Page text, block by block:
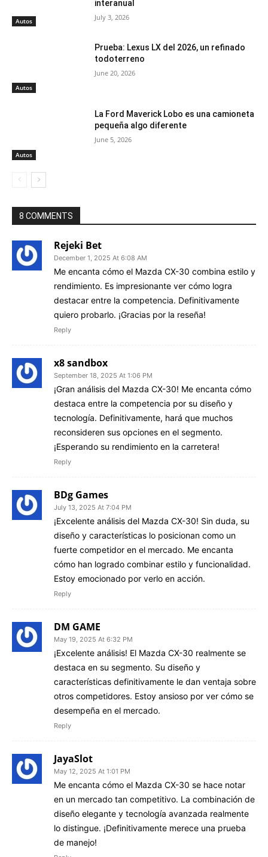
Autos
interanual
July 3, 2026
Autos
Prueba: Lexus LX del 2026, un refinado
todoterreno
June 20, 2026
Autos
La Ford Maverick Lobo es una camioneta
pequeña algo diferente
June 5, 2026
8 COMMENTS
Rejeki Bet
December 1, 2025 At 6:08 AM
Me encanta cómo el Mazda CX-30 combina estilo y
rendimiento. Es impresionante ver cómo logra
destacar entre la competencia. Definitivamente
quiero probarlo. ¡Gracias por la reseña!
Reply
x8 sandbox
September 18, 2025 At 1:06 PM
¡Gran análisis del Mazda CX-30! Me encanta cómo
destaca entre la competencia por su diseño y
tecnología. Definitivamente, hará que muchos
reconsideren sus opciones en el segmento.
¡Esperando su rendimiento en la carretera!
Reply
BDg Games
July 13, 2025 At 7:04 PM
¡Excelente análisis del Mazda CX-30! Sin duda, su
diseño y características lo posicionan como un
fuerte competidor en el mercado. Me encanta
cómo han logrado combinar estilo y funcionalidad.
Estoy emocionado por verlo en acción.
Reply
DM GAME
May 19, 2025 At 6:32 PM
¡Excelente análisis! El Mazda CX-30 realmente se
destaca en su segmento. Su diseño y
características definitivamente le dan ventaja sobre
otros competidores. Estoy ansioso por ver cómo se
desempeña en el mercado.
Reply
JayaSlot
May 12, 2025 At 1:01 PM
Me encanta cómo el Mazda CX-30 se hace notar
en un mercado tan competitivo. La combinación de
diseño elegante y tecnología avanzada realmente
lo distingue. ¡Definitivamente merece una prueba
de manejo!